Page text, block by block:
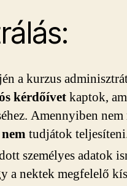
a kurzus
kérdőívetkaptok,
Amennyiben
nem tudjátok
személyes adatok
a nektek megfelelő